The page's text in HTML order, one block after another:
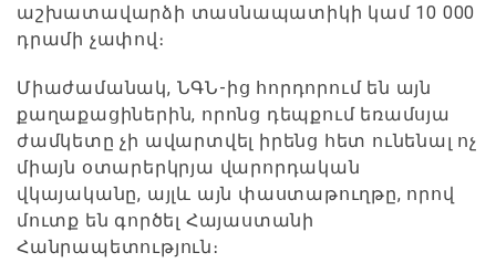
աշխատավարձի տասնապատիկի կամ 10 000
դրամի չափով։
Միաժամանակ, ՆԳՆ-ից հորդորում են այն
քաղաքացիներին, որոնց դեպքում եռամսյա
ժամկետը չի ավարտվել իրենց հետ ունենալ ոչ
միայն օտարերկրյա վարորդական
վկայականը, այլև այն փաստաթուղթը, որով
մուտք են գործել Հայաստանի
Հանրապետություն։